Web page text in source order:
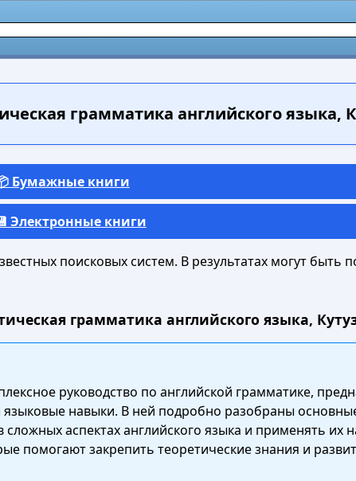
грамматика английского языка,
Бумажные книги
Электронные книги
поисковых систем. В результатах могут быть
грамматика английского языка,
руководство по английской грамматике,
языковые навыки. В ней подробно разобраны
аспектах английского языка и применять их
помогают закрепить теоретические знания и